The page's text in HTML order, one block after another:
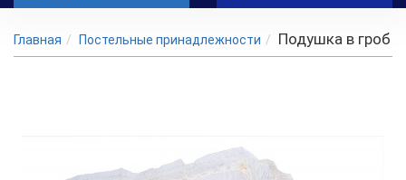
Главная Постельные принадлежности Подушка в гроб